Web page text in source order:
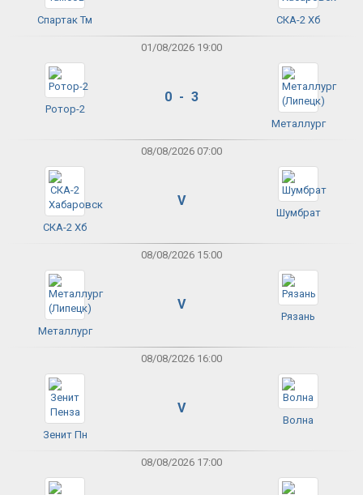
Спартак Тм СКА-2 Хб
01/08/2026 19:00
Ротор-2
0 - 3
Металлург
08/08/2026 07:00
СКА-2 Хб
V
Шумбрат
08/08/2026 15:00
Металлург
V
Рязань
08/08/2026 16:00
Зенит Пн
V
Волна
08/08/2026 17:00